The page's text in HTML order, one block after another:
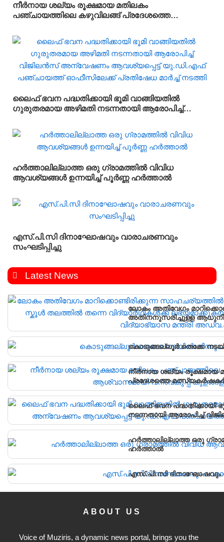
നീർനായ ശല്യം രൂക്ഷമായ മതിലകം
പഞ്ചായത്തിലെ കഴുവിലങ്ങ് പ്രദേശത്തെ
കുളങ്ങളിൽ കൂടുകൾ സ്ഥാപിച്ചു.
ലൈഫ് ഭവന പദ്ധതിക്കായി ഭൂമി വാങ്ങിയതിൽ
ഗുരുതരമായ അഴിമതി നടന്നതായി ആരോപിച്ച്
പഞ്ചായത്ത് ഓഫീസിലേക്ക് പ്രതിഷേധ മാർച്ച്
നടത്തി
ഹർത്താലില്ലാത്ത ഒരു ഗ്രാമത്തിൽ വിവിധ
ആവശ്യങ്ങൾ ഉന്നയിച്ച് പൂർണ്ണ ഹർത്താൽ
എസ്.പി.സി ദിനാഘോഷവും വാരാചരണവും
സംഘടിപ്പിച്ചു
Latest News
ലോകം അതിവേഗം
അതിനനുസരിച്ചുള്ള
വിദ്യാർഥികൾക്ക്
വിദ്യാഭ്യാസ മന്ത്രി
കൊടുങ്ങല്ലൂർ തെക്കേ
നീർനായ ശല്യം രൂക്ഷമായ
പ്രദേശത്തെ
കൂടുകൾ സ്ഥാപിച്ചു.
ലൈഫ് ഭവന പദ്ധതിക്കായി
നടന്നതായി ആരോപിച്ച്
പഞ്ചായത്ത് ഓഫീസിലേക്ക്
ഹർത്താലില്ലാത്ത ഒരു
ഹർത്താൽ
എസ്.പി.സി ദിനാഘോഷവും
ABOUT US
Voice of Muziris, a dynamic news portal, brings you the